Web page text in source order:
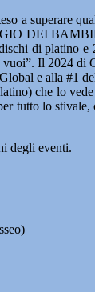
a superare
DEI
di platino
Il 2024 di
e alla #1
che lo
tutto lo stivale,
degli eventi.